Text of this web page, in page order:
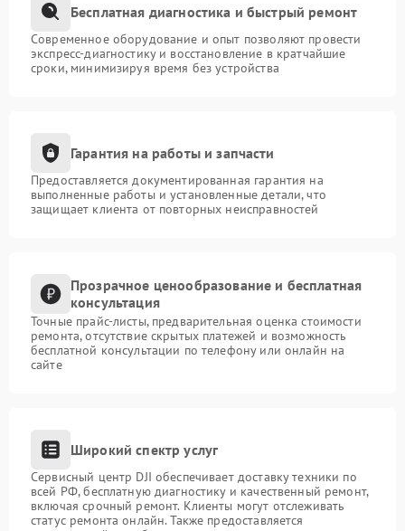
Бесплатная диагностика и быстрый ремонт
Современное оборудование и опыт позволяют провести
экспресс-диагностику и восстановление в кратчайшие
сроки, минимизируя время без устройства
Гарантия на работы и запчасти
Предоставляется документированная гарантия на
выполненные работы и установленные детали, что
защищает клиента от повторных неисправностей
Прозрачное ценообразование и бесплатная
консультация
Точные прайс-листы, предварительная оценка стоимости
ремонта, отсутствие скрытых платежей и возможность
бесплатной консультации по телефону или онлайн на
сайте
Широкий спектр услуг
Сервисный центр DJI обеспечивает доставку техники по
всей РФ, бесплатную диагностику и качественный ремонт,
включая срочный ремонт. Клиенты могут отслеживать
статус ремонта онлайн. Также предоставляется